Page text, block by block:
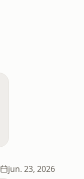
jun. 23, 2026